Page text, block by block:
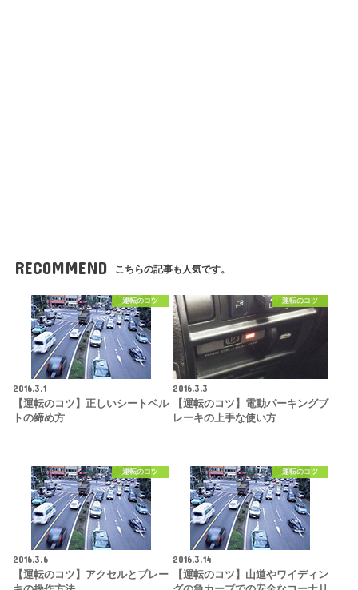
RECOMMEND こちらの記事も人気です。
運転のコツ
2016.3.1
【運転のコツ】正しいシートベル
トの締め方
運転のコツ
2016.3.3
【運転のコツ】電動パーキングブ
レーキの上手な使い方
運転のコツ
2016.3.6
【運転のコツ】アクセルとブレー
運転のコツ
2016.3.14
【運転のコツ】山道やワイディン